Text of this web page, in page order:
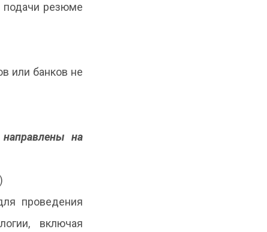
подачи резюме
или банков не
на
проведения
включая